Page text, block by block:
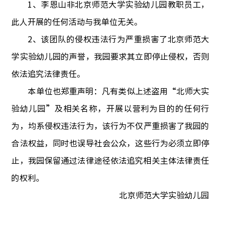
1 、 李恩山非北京师范大学实验幼儿园教职员工，
此人开展的任何活动与我单位无关。
2、该团队的侵权违法行为严重损害了北京师范大
学实验幼儿园的声誉， 我园要求其立即停止侵权，否则
依法追究法律责任。
本单位也郑重声明：凡有类似 上述盗用“北师大实
验幼儿园”及相关名称， 开展以营利为目的的任何行
为 ， 均系侵权违法行为， 该行为不仅严重损害了我园的
合法权益， 同时也误导社会公众，这些行为必须立即停
止， 我园保留通过法律途径依法追究相关主体法律责任
的权利 。
北京师范大学实验幼儿园